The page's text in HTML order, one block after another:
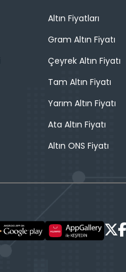
Altın Fiyatları
Gram Altın Fiyatı
Çeyrek Altın Fiyatı
Tam Altın Fiyatı
Yarım Altın Fiyatı
Ata Altın Fiyatı
Altın ONS Fiyatı